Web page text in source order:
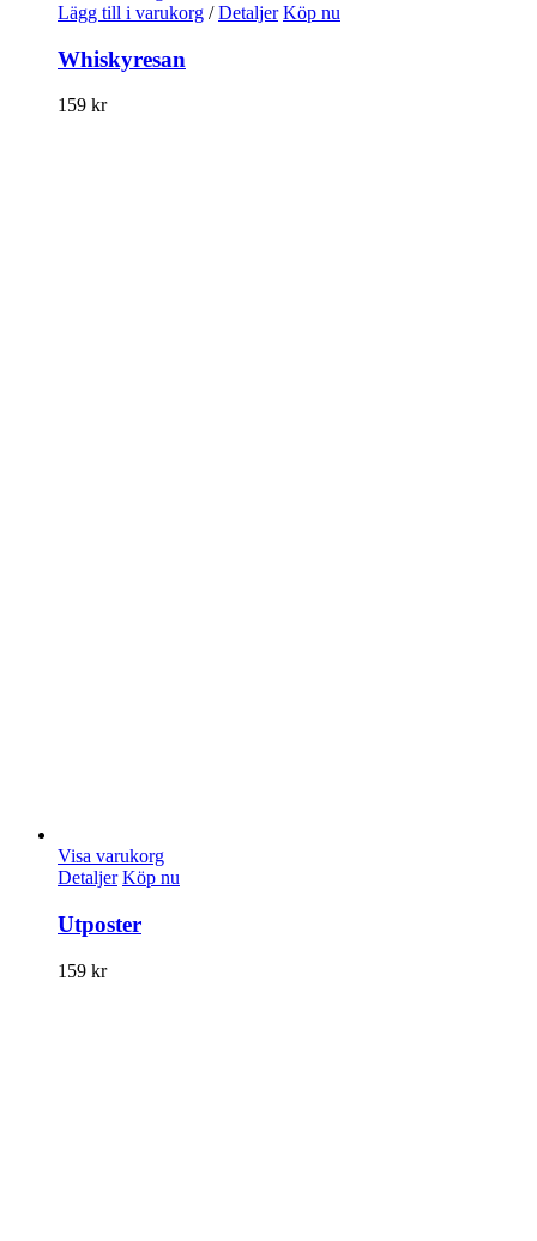
Lägg till i varukorg / Detaljer Köp nu
Whiskyresan
159 kr
Visa varukorg
Detaljer Köp nu
Utposter
159 kr